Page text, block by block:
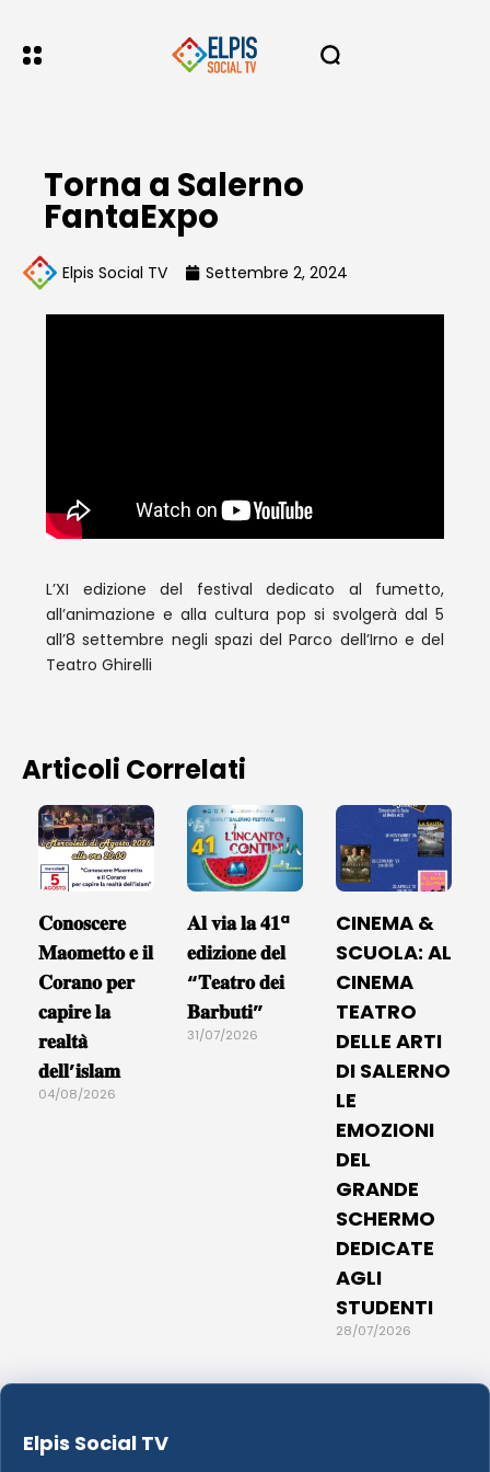
Torna a Salerno
FantaExpo
Elpis Social TV Settembre 2, 2024
L’XI edizione del festival dedicato al fumetto,
all’animazione e alla cultura pop si svolgerà dal 5
all’8 settembre negli spazi del Parco dell’Irno e del
Teatro Ghirelli
Articoli Correlati
𝐂𝐨𝐧𝐨𝐬𝐜𝐞𝐫𝐞
𝐌𝐚𝐨𝐦𝐞𝐭𝐭𝐨 𝐞 𝐢𝐥
𝐂𝐨𝐫𝐚𝐧𝐨 𝐩𝐞𝐫
𝐜𝐚𝐩𝐢𝐫𝐞 𝐥𝐚
𝐫𝐞𝐚𝐥𝐭𝐚̀
𝐝𝐞𝐥𝐥’𝐢𝐬𝐥𝐚𝐦
04/08/2026
𝐀𝐥 𝐯𝐢𝐚 𝐥𝐚 𝟒𝟏ª
𝐞𝐝𝐢𝐳𝐢𝐨𝐧𝐞 𝐝𝐞𝐥
“𝐓𝐞𝐚𝐭𝐫𝐨 𝐝𝐞𝐢
𝐁𝐚𝐫𝐛𝐮𝐭𝐢”
31/07/2026
CINEMA &
SCUOLA: AL
CINEMA
TEATRO
DELLE ARTI
DI SALERNO
LE
EMOZIONI
DEL
GRANDE
SCHERMO
DEDICATE
AGLI
STUDENTI
28/07/2026
Elpis Social TV